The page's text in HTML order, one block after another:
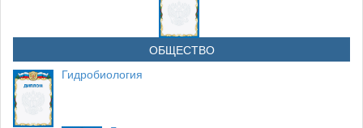
ОБЩЕСТВО
Гидробиология